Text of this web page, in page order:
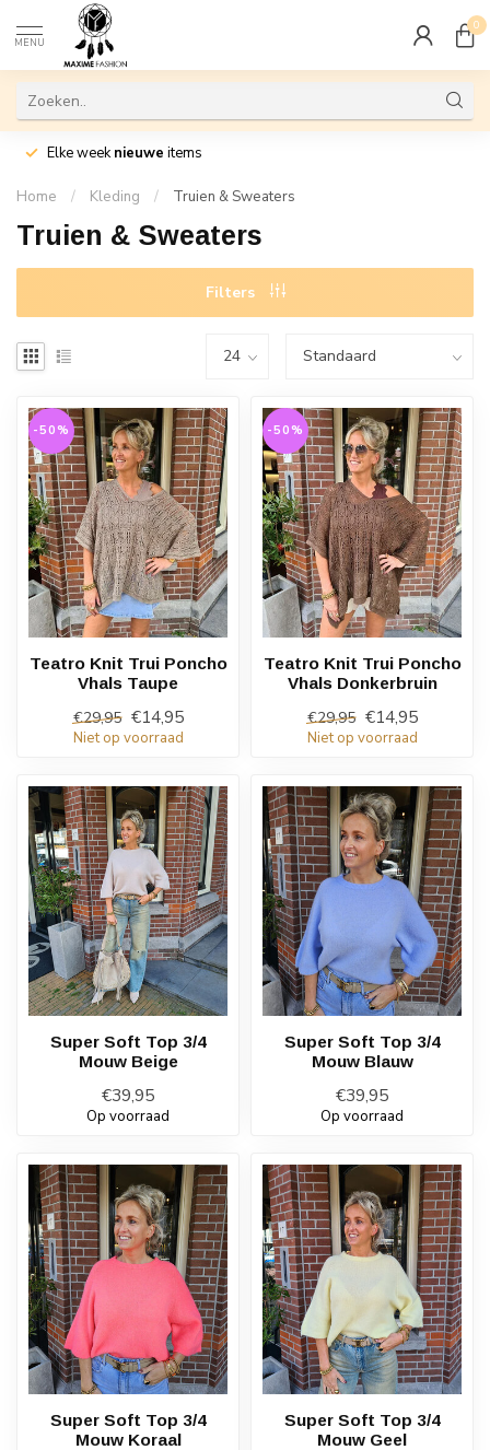
MENU
0
Elke weeknieuwe items
Home / Kleding / Truien & Sweaters
Truien & Sweaters
Filters
-50%
Teatro Knit Trui Poncho
Vhals Taupe
€29,95 €14,95
Niet op voorraad
-50%
Teatro Knit Trui Poncho
Vhals Donkerbruin
€29,95 €14,95
Niet op voorraad
Super Soft Top 3/4
Mouw Beige
€39,95
Op voorraad
Super Soft Top 3/4
Mouw Blauw
€39,95
Op voorraad
Super Soft Top 3/4
Mouw Koraal
Super Soft Top 3/4
Mouw Geel